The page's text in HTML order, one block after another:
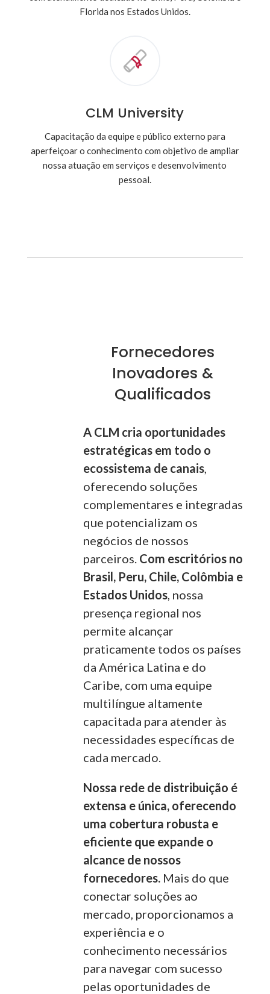
Florida nos Estados Unidos.
CLM University
Capacitação da equipe e público externo para
aperfeiçoar o conhecimento com objetivo de ampliar
nossa atuação em serviços e desenvolvimento
pessoal.
Fornecedores
Inovadores &
Qualificados
A CLM cria oportunidades
estratégicas em todo o
ecossistema de canais,
oferecendo soluções
complementares e integradas
que potencializam os
negócios de nossos
parceiros. Com escritórios no
Brasil, Peru, Chile, Colômbia e
Estados Unidos, nossa
presença regional nos
permite alcançar
praticamente todos os países
da América Latina e do
Caribe, com uma equipe
multilíngue altamente
capacitada para atender às
necessidades específicas de
cada mercado.
Nossa rede de distribuição é
extensa e única, oferecendo
uma cobertura robusta e
eficiente que expande o
alcance de nossos
fornecedores.Mais do que
conectar soluções ao
mercado, proporcionamos a
experiência e o
conhecimento necessários
para navegar com sucesso
pelas oportunidades de